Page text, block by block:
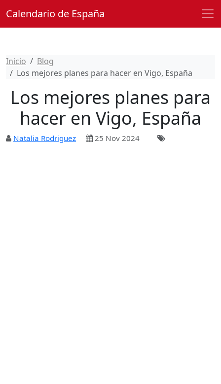
Calendario de España
Inicio
Blog
Los mejores planes para hacer en Vigo, España
Los mejores planes para
hacer en Vigo, España
Natalia Rodriguez 25 Nov 2024